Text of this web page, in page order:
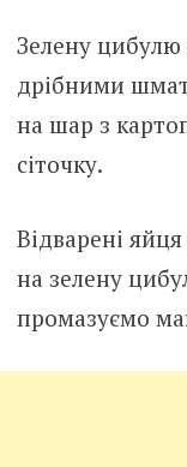
Зелену
дрібними
на шар з
сіточку.
Відварені
на зелену
промазуємо